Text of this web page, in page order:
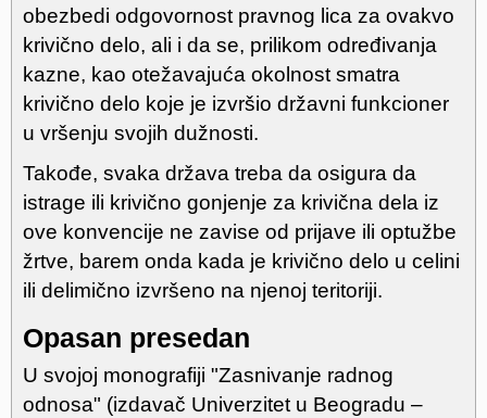
obezbedi odgovornost pravnog lica za ovakvo
krivično delo, ali i da se, prilikom određivanja
kazne, kao otežavajuća okolnost smatra
krivično delo koje je izvršio državni funkcioner
u vršenju svojih dužnosti.
Takođe, svaka država treba da osigura da
istrage ili krivično gonjenje za krivična dela iz
ove konvencije ne zavise od prijave ili optužbe
žrtve, barem onda kada je krivično delo u celini
ili delimično izvršeno na njenoj teritoriji.
Opasan presedan
U svojoj monografiji "Zasnivanje radnog
odnosa" (izdavač Univerzitet u Beogradu –